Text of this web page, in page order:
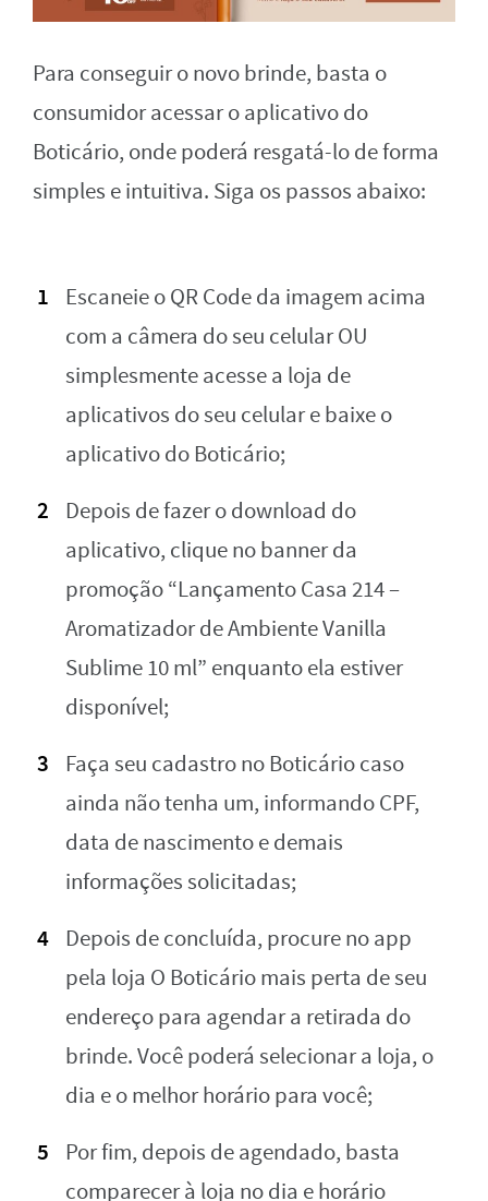
Para conseguir o novo brinde, basta o
consumidor acessar o aplicativo do
Boticário, onde poderá resgatá-lo de forma
simples e intuitiva. Siga os passos abaixo:
Escaneie o QR Code da imagem acima
com a câmera do seu celular OU
simplesmente acesse a loja de
aplicativos do seu celular e baixe o
aplicativo do Boticário;
Depois de fazer o download do
aplicativo, clique no banner da
promoção “Lançamento Casa 214 –
Aromatizador de Ambiente Vanilla
Sublime 10 ml” enquanto ela estiver
disponível;
Faça seu cadastro no Boticário caso
ainda não tenha um, informando CPF,
data de nascimento e demais
informações solicitadas;
Depois de concluída, procure no app
pela loja O Boticário mais perta de seu
endereço para agendar a retirada do
brinde. Você poderá selecionar a loja, o
dia e o melhor horário para você;
Por fim, depois de agendado, basta
comparecer à loja no dia e horário